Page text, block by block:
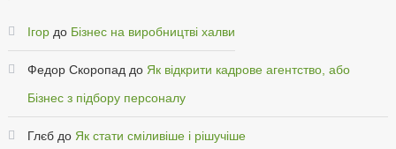
Ігордо Бізнес на виробництві халви
Федор Скоропаддо Як відкрити кадрове агентство, або
Бізнес з підбору персоналу
Глєбдо Як стати сміливіше і рішучіше